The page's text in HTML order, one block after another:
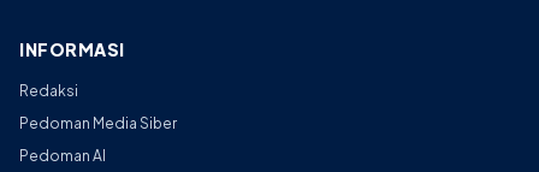
INFORMASI
Redaksi
Pedoman Media Siber
Pedoman AI